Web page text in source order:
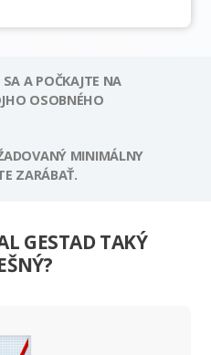
SA A POČKAJTE NA
OSOBNÉHO
MINIMÁLNY
ZARÁBAŤ.
GESTAD TAKÝ